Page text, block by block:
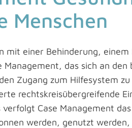
Menschen
mit einer Behinderung,
das sich an
Zugang zum Hilfesystem
rechtskreisübergreifende
Case Management
werden, genutzt